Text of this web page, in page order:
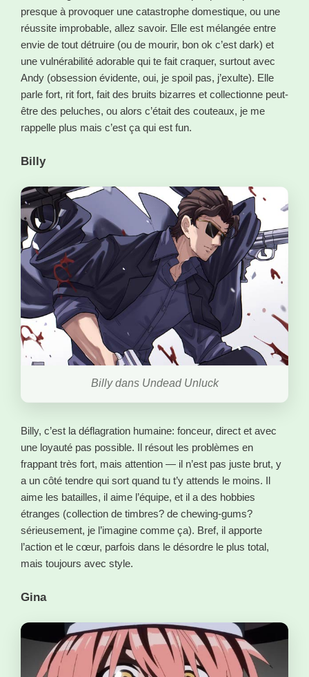
presque à provoquer une catastrophe domestique, ou une
réussite improbable, allez savoir. Elle est mélangée entre
envie de tout détruire (ou de mourir, bon ok c’est dark) et
une vulnérabilité adorable qui te fait craquer, surtout avec
Andy (obsession évidente, oui, je spoil pas, j’exulte). Elle
parle fort, rit fort, fait des bruits bizarres et collectionne peut-
être des peluches, ou alors c’était des couteaux, je me
rappelle plus mais c’est ça qui est fun.
Billy
Billy dans Undead Unluck
Billy, c’est la déflagration humaine: fonceur, direct et avec
une loyauté pas possible. Il résout les problèmes en
frappant très fort, mais attention — il n’est pas juste brut, y
a un côté tendre qui sort quand tu t’y attends le moins. Il
aime les batailles, il aime l’équipe, et il a des hobbies
étranges (collection de timbres? de chewing-gums?
sérieusement, je l’imagine comme ça). Bref, il apporte
l’action et le cœur, parfois dans le désordre le plus total,
mais toujours avec style.
Gina